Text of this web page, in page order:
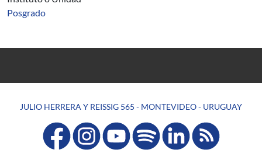
Posgrado
JULIO HERRERA Y REISSIG 565 - MONTEVIDEO - URUGUAY